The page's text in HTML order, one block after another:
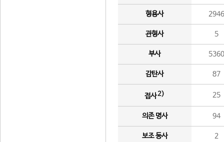
형용사 2946
관형사 5
부사 5360
감탄사 87
접사2) 25
의존 명사 94
보조 동사 2